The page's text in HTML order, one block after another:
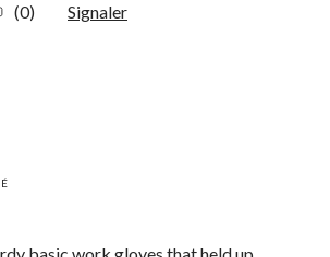
(0) Signaler